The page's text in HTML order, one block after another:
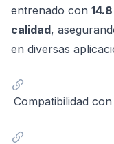
entrenado con
calidad,
en diversas
Compatibilidad